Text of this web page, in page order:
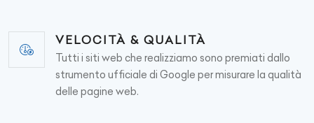
VELOCITÀ & QUALITÀ
Tutti i siti web che realizziamo sono premiati dallo
strumento ufficiale di Google per misurare la qualità
delle pagine web.